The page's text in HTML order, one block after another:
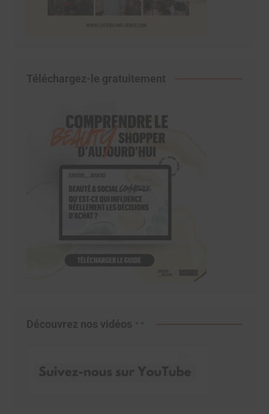
Téléchargez-le gratuitement
Découvrez nos vidéos